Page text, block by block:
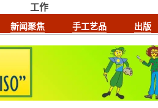
新闻聚焦 手工艺品 出版
工作